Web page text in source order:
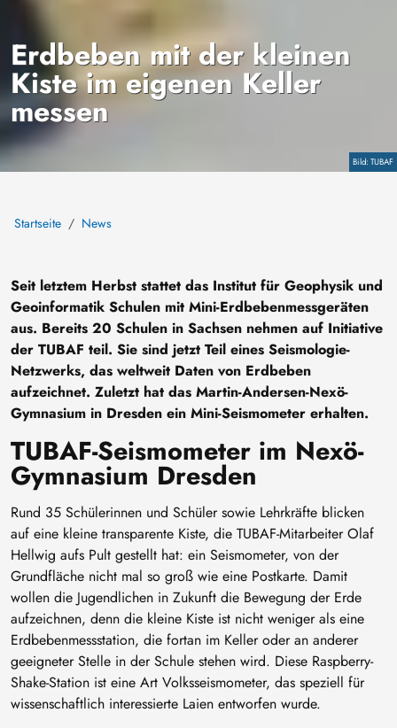
Copyright
TUBAF
Erdbeben mit der kleinen
Kiste im eigenen Keller
messen
Startseite News
Seit letztem Herbst stattet das Institut für Geophysik und
Geoinformatik Schulen mit Mini-Erdbebenmessgeräten
aus. Bereits 20 Schulen in Sachsen nehmen auf Initiative
der TUBAF teil. Sie sind jetzt Teil eines Seismologie-
Netzwerks, das weltweit Daten von Erdbeben
aufzeichnet. Zuletzt hat das Martin-Andersen-Nexö-
Gymnasium in Dresden ein Mini-Seismometer erhalten.
TUBAF-Seismometer im Nexö-
Gymnasium Dresden
Rund 35 Schülerinnen und Schüler sowie Lehrkräfte blicken
auf eine kleine transparente Kiste, die TUBAF-Mitarbeiter Olaf
Hellwig aufs Pult gestellt hat: ein Seismometer, von der
Grundfläche nicht mal so groß wie eine Postkarte. Damit
wollen die Jugendlichen in Zukunft die Bewegung der Erde
aufzeichnen, denn die kleine Kiste ist nicht weniger als eine
Erdbebenmessstation, die fortan im Keller oder an anderer
geeigneter Stelle in der Schule stehen wird. Diese Raspberry-
Shake-Station ist eine Art Volksseismometer, das speziell für
wissenschaftlich interessierte Laien entworfen wurde.